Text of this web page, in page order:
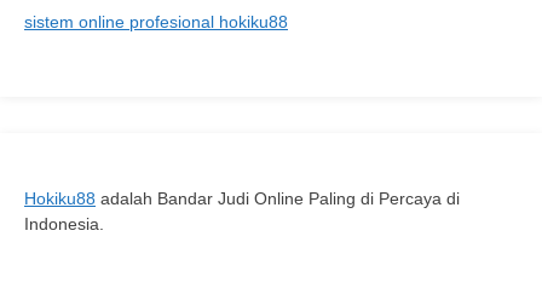
langkah
sistem online profesional hokiku88
Hokiku88 adalah Bandar Judi Online Paling di Percaya di
Indonesia.